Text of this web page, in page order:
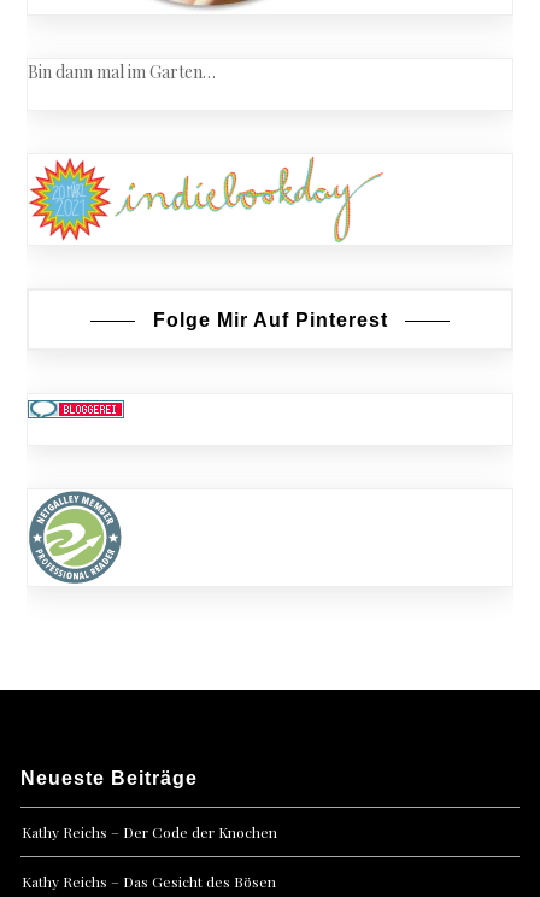
Bin dann mal im Garten…
Folge Mir Auf Pinterest
Neueste Beiträge
Kathy Reichs – Der Code der Knochen
Kathy Reichs – Das Gesicht des Bösen